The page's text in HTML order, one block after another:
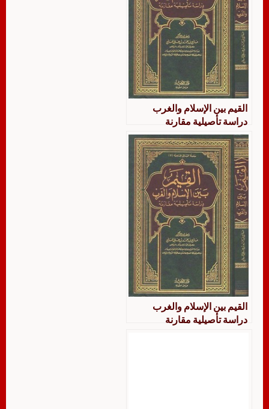
القيم بين الإسلام والغرب
دراسة تأصيلية مقارنة
القيم بين الإسلام والغرب
دراسة تأصيلية مقارنة